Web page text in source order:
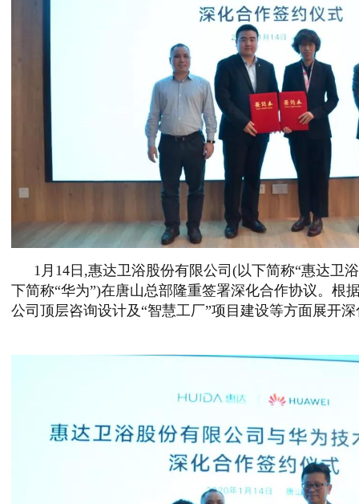
1月14日,惠达卫浴股份有限公司(以下简称“惠达卫
下简称“华为”)在唐山总部隆重签署深化合作协议。根
公司顶层咨询设计及“智慧工厂”项目建设等方面展开